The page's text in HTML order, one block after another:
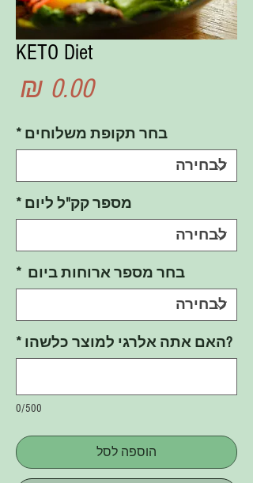
KETO Diet
בחר תקופת משלוחים *
מספר קק"ל ליום *
בחר מספר ארוחות ביום *
?האם אתה אלרגי למוצר כלשהו *
0/500
הוספה לסל